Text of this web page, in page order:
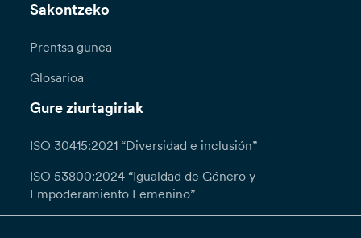
Sakontzeko
Prentsa gunea
Glosarioa
Gure ziurtagiriak
ISO 30415:2021 “Diversidad e inclusión”
ISO 53800:2024 “Igualdad de Género y
Empoderamiento Femenino”